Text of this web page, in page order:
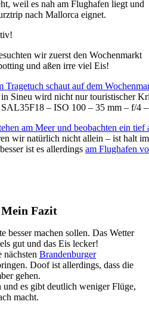
weil es nah am Flughafen liegt und
nach Mallorca eignet.
wir zuerst den Wochenmarkt
und aßen irre viel Eis!
Sineu wird nicht nur touristischer
– ISO 100 – 35 mm – f/4
wir natürlich nicht allein – ist halt
ist es allerdings am Flughafen
Fazit
besser machen sollen. Das Wetter
gut und das Eis lecker!
Brandenburger
Doof ist allerdings, dass die
gehen.
und es gibt deutlich weniger Flüge,
macht.